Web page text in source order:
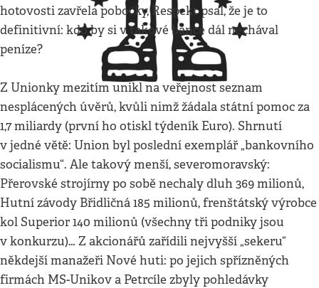
hotovosti zavřela pobočky, Respekt psal, že je to
definitivní: kdo by si v takové bance dál nechával
peníze?
Z Unionky mezitím unikl na veřejnost seznam
nesplácených úvěrů, kvůli nimž žádala státní pomoc za
1,7 miliardy (první ho otiskl týdeník Euro). Shrnutí
v jedné větě: Union byl poslední exemplář „bankovního
socialismu“. Ale takový menší, severomoravský:
Přerovské strojírny po sobě nechaly dluh 369 milionů,
Hutní závody Břidličná 185 milionů, frenštátský výrobce
kol Superior 140 milionů (všechny tři podniky jsou
v konkurzu)… Z akcionářů zařídili nejvyšší „sekeru“
někdejší manažeři Nové huti: po jejich spřízněných
firmách MS-Unikov a Petrcíle zbyly pohledávky